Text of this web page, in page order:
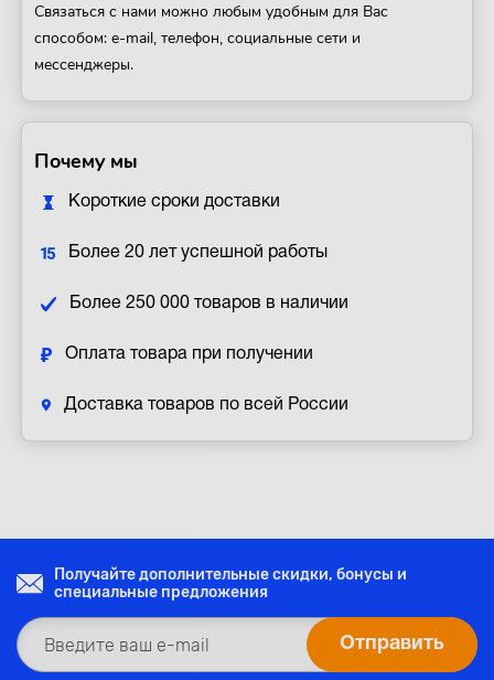
Связаться с нами можно любым удобным для Вас
способом: e-mail, телефон, социальные сети и
мессенджеры.
Почему мы
Короткие сроки доставки
Более 20 лет успешной работы
Более 250 000 товаров в наличии
Оплата товара при получении
Доставка товаров по всей России
Получайте дополнительные скидки, бонусы и
специальные предложения